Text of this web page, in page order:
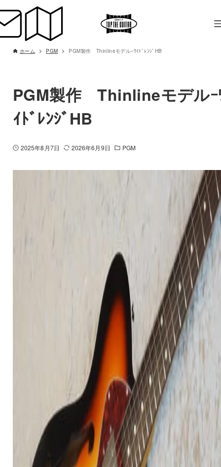
ホーム PGM PGM製作 ThinlineモデルｰﾜｲﾄﾞﾚﾝｼﾞHB
PGM製作 Thinlineモデルｰ
ｲﾄﾞﾚﾝｼﾞHB
2025年8月7日 2026年6月9日 PGM